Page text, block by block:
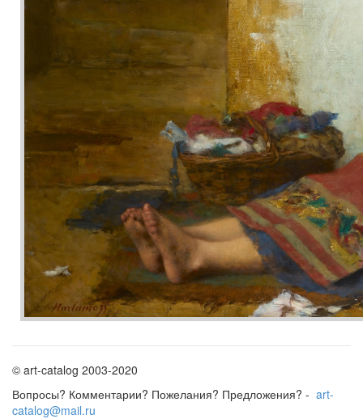
© art-catalog 2003-2020
Вопросы? Комментарии? Пожелания? Предложения? - art-
catalog@mail.ru